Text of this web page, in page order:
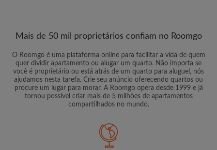
Mais de 50 mil proprietários confiam no Roomgo
O Roomgo é uma plataforma online para facilitar a vida de quem
quer dividir apartamento ou alugar um quarto. Não importa se
você é proprietário ou está atrás de um quarto para aluguel, nós
ajudamos nesta tarefa. Crie seu anúncio oferecendo quartos ou
procure um lugar para morar. A Roomgo opera desde 1999 e já
tornou possível criar mais de 5 milhões de apartamentos
compartilhados no mundo.